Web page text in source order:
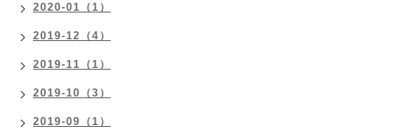
2020-01（1）
2019-12（4）
2019-11（1）
2019-10（3）
2019-09（1）